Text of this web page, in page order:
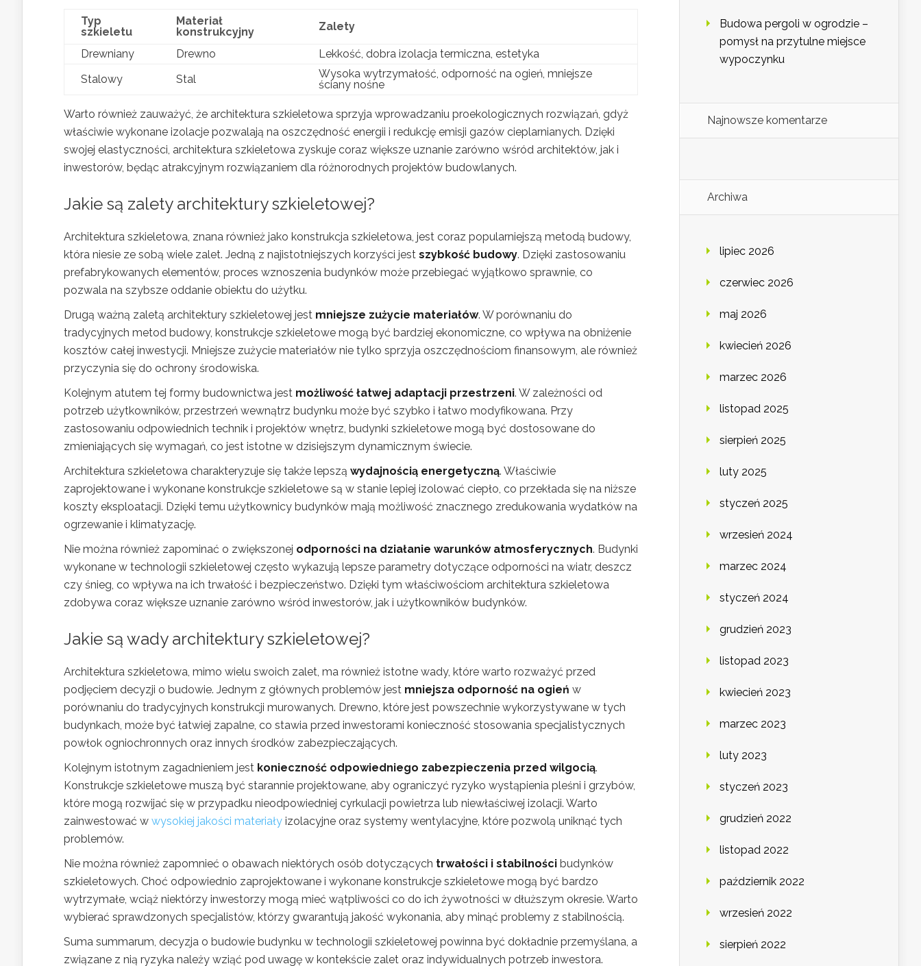
Typ
szkieletu
Materiał
konstrukcyjny
Zalety
Drewniany Drewno
Lekkość, dobra izolacja termiczna, estetyka
Stalowy
Stal
Wysoka wytrzymałość, odporność na ogień, mniejsze
ściany nośne
Warto również zauważyć, że architektura szkieletowa sprzyja wprowadzaniu proekologicznych rozwiązań, gdyż
właściwie wykonane izolacje pozwalają na oszczędność energii i redukcję emisji gazów cieplarnianych. Dzięki
swojej elastyczności, architektura szkieletowa zyskuje coraz większe uznanie zarówno wśród architektów, jak i
inwestorów, będąc atrakcyjnym rozwiązaniem dla różnorodnych projektów budowlanych.
Jakie są zalety architektury szkieletowej?
Architektura szkieletowa, znana również jako konstrukcja szkieletowa, jest coraz popularniejszą metodą budowy,
która niesie ze sobą wiele zalet. Jedną z najistotniejszych korzyści jest szybkość budowy. Dzięki zastosowaniu
prefabrykowanych elementów, proces wznoszenia budynków może przebiegać wyjątkowo sprawnie, co
pozwala na szybsze oddanie obiektu do użytku.
Drugą ważną zaletą architektury szkieletowej jest mniejsze zużycie materiałów. W porównaniu do
tradycyjnych metod budowy, konstrukcje szkieletowe mogą być bardziej ekonomiczne, co wpływa na obniżenie
kosztów całej inwestycji. Mniejsze zużycie materiałów nie tylko sprzyja oszczędnościom finansowym, ale również
przyczynia się do ochrony środowiska.
Kolejnym atutem tej formy budownictwa jest możliwość łatwej adaptacji przestrzeni. W zależności od
potrzeb użytkowników, przestrzeń wewnątrz budynku może być szybko i łatwo modyfikowana. Przy
zastosowaniu odpowiednich technik i projektów wnętrz, budynki szkieletowe mogą być dostosowane do
zmieniających się wymagań, co jest istotne w dzisiejszym dynamicznym świecie.
Architektura szkieletowa charakteryzuje się także lepszą wydajnością energetyczną. Właściwie
zaprojektowane i wykonane konstrukcje szkieletowe są w stanie lepiej izolować ciepło, co przekłada się na niższe
koszty eksploatacji. Dzięki temu użytkownicy budynków mają możliwość znacznego zredukowania wydatków na
ogrzewanie i klimatyzację.
Nie można również zapominać o zwiększonej odporności na działanie warunków atmosferycznych. Budynki
wykonane w technologii szkieletowej często wykazują lepsze parametry dotyczące odporności na wiatr, deszcz
czy śnieg, co wpływa na ich trwałość i bezpieczeństwo. Dzięki tym właściwościom architektura szkieletowa
zdobywa coraz większe uznanie zarówno wśród inwestorów, jak i użytkowników budynków.
Jakie są wady architektury szkieletowej?
Architektura szkieletowa, mimo wielu swoich zalet, ma również istotne wady, które warto rozważyć przed
podjęciem decyzji o budowie. Jednym z głównych problemów jest mniejsza odporność na ogień w
porównaniu do tradycyjnych konstrukcji murowanych. Drewno, które jest powszechnie wykorzystywane w tych
budynkach, może być łatwiej zapalne, co stawia przed inwestorami konieczność stosowania specjalistycznych
powłok ogniochronnych oraz innych środków zabezpieczających.
Kolejnym istotnym zagadnieniem jest konieczność odpowiedniego zabezpieczenia przed wilgocią.
Konstrukcje szkieletowe muszą być starannie projektowane, aby ograniczyć ryzyko wystąpienia pleśni i grzybów,
które mogą rozwijać się w przypadku nieodpowiedniej cyrkulacji powietrza lub niewłaściwej izolacji. Warto
zainwestować w wysokiej jakości materiały izolacyjne oraz systemy wentylacyjne, które pozwolą uniknąć tych
problemów.
Nie można również zapomnieć o obawach niektórych osób dotyczących trwałości i stabilności budynków
szkieletowych. Choć odpowiednio zaprojektowane i wykonane konstrukcje szkieletowe mogą być bardzo
wytrzymałe, wciąż niektórzy inwestorzy mogą mieć wątpliwości co do ich żywotności w dłuższym okresie. Warto
wybierać sprawdzonych specjalistów, którzy gwarantują jakość wykonania, aby minąć problemy z stabilnością.
Suma summarum, decyzja o budowie budynku w technologii szkieletowej powinna być dokładnie przemyślana, a
związane z nią ryzyka należy wziąć pod uwagę w kontekście zalet oraz indywidualnych potrzeb inwestora.
Budowa pergoli w ogrodzie –
pomysł na przytulne miejsce
wypoczynku
Najnowsze komentarze
Archiwa
lipiec 2026
czerwiec 2026
maj 2026
kwiecień 2026
marzec 2026
listopad 2025
sierpień 2025
luty 2025
styczeń 2025
wrzesień 2024
marzec 2024
styczeń 2024
grudzień 2023
listopad 2023
kwiecień 2023
marzec 2023
luty 2023
styczeń 2023
grudzień 2022
listopad 2022
październik 2022
wrzesień 2022
sierpień 2022